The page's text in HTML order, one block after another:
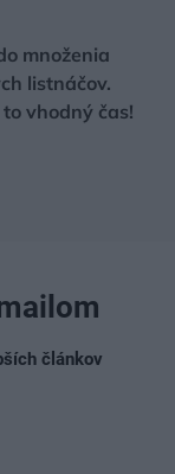
množenia
listnáčov.
vhodný čas!
článkov